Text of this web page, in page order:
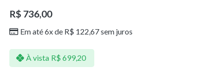
R$736,00
Em até 6x de R$ 122,67sem juros
À vista R$ 699,20